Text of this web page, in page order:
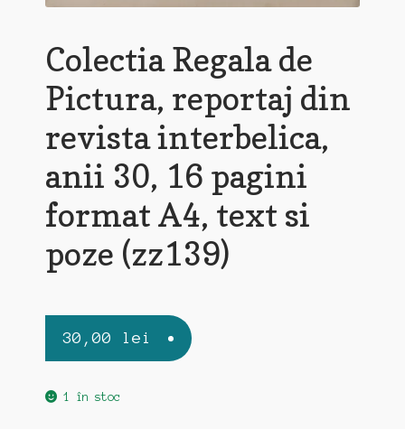
Colectia Regala de
Pictura, reportaj din
revista interbelica,
anii 30, 16 pagini
format A4, text si
poze (zz139)
30,00 lei
1 în stoc